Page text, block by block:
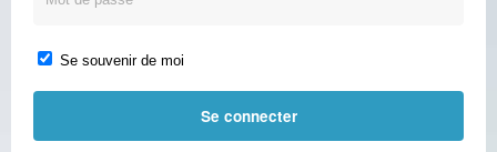
Se souvenir de moi